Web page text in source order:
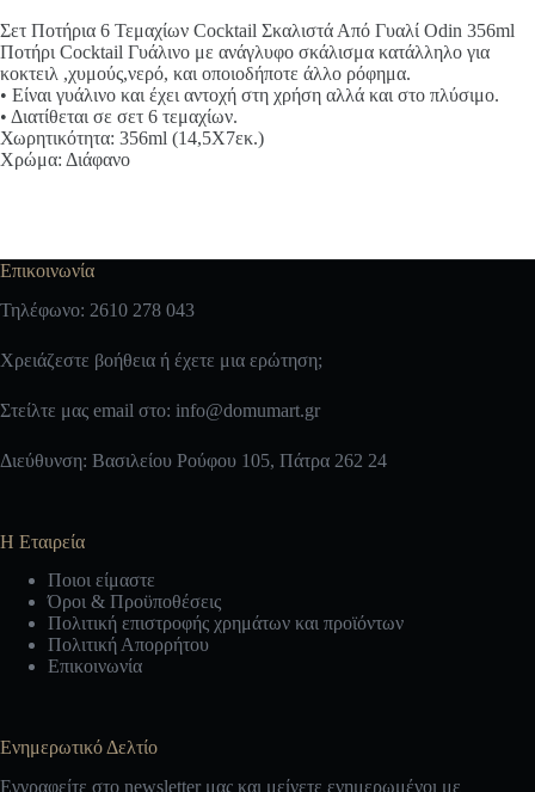
Odin
356ml
ποσότητα
Σετ Ποτήρια 6 Τεμαχίων Cocktail Σκαλιστά Από Γυαλί Odin 356ml
Ποτήρι Cocktail Γυάλινο με ανάγλυφο σκάλισμα κατάλληλο για
κοκτειλ ,χυμούς,νερό, και οποιοδήποτε άλλο ρόφημα.
• Είναι γυάλινο και έχει αντοχή στη χρήση αλλά και στο πλύσιμο.
• Διατίθεται σε σετ 6 τεμαχίων.
Χωρητικότητα: 356ml (14,5Χ7εκ.)
Χρώμα: Διάφανο
Επικοινωνία
Τηλέφωνο: 2610 278 043
Χρειάζεστε βοήθεια ή έχετε μια ερώτηση;
Στείλτε μας email στο: info@domumart.gr
Διεύθυνση: Βασιλείου Ρούφου 105, Πάτρα 262 24
Η Εταιρεία
Ποιοι είμαστε
Όροι & Προϋποθέσεις
Πολιτική επιστροφής χρημάτων και προϊόντων
Πολιτική Απορρήτου
Επικοινωνία
Ενημερωτικό Δελτίο
Εγγραφείτε στο newsletter μας και μείνετε ενημερωμένοι με